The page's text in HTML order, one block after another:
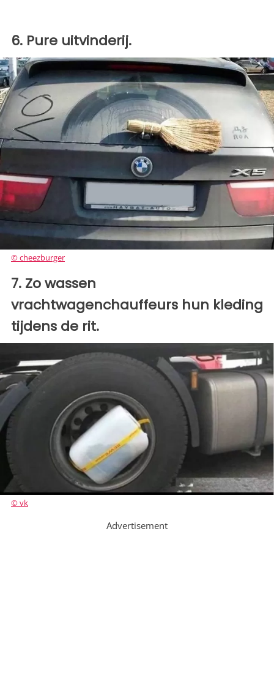
6. Pure uitvinderij.
© cheezburger
7. Zo wassen
vrachtwagenchauffeurs hun kleding
tijdens de rit.
© vk
Advertisement